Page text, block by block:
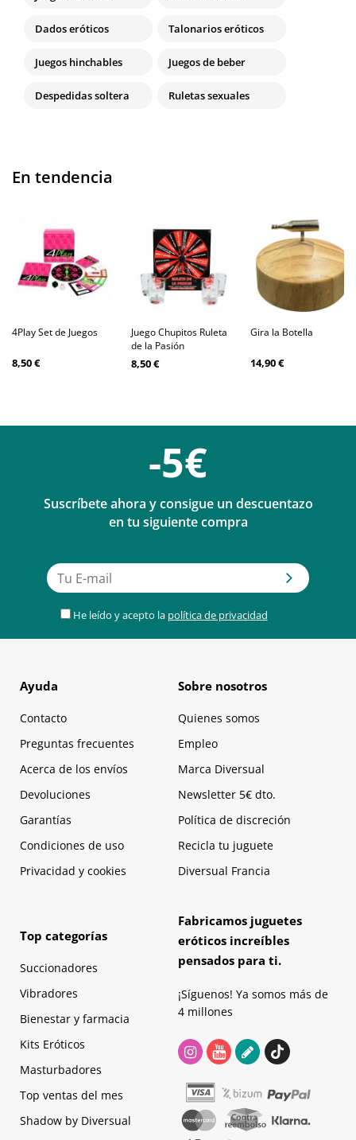
Dados eróticos Talonarios eróticos
Juegos hinchables Juegos de beber
Despedidas soltera Ruletas sexuales
En tendencia
4Play Set de Juegos
8,50 €
Juego Chupitos Ruleta
de la Pasión
8,50 €
Gira la Botella
14,90 €
-5€
Suscríbete ahora y consigue un descuentazo
en tu siguiente compra
He leído y acepto la política de privacidad
Ayuda
Contacto
Preguntas frecuentes
Acerca de los envíos
Devoluciones
Garantías
Condiciones de uso
Privacidad y cookies
Sobre nosotros
Quienes somos
Empleo
Marca Diversual
Newsletter 5€ dto.
Política de discreción
Recicla tu juguete
Diversual Francia
Top categorías
Succionadores
Vibradores
Bienestar y farmacia
Kits Eróticos
Masturbadores
Top ventas del mes
Shadow by Diversual
Fabricamos juguetes
eróticos increíbles
pensados para ti.
¡Síguenos! Ya somos más de
4 millones